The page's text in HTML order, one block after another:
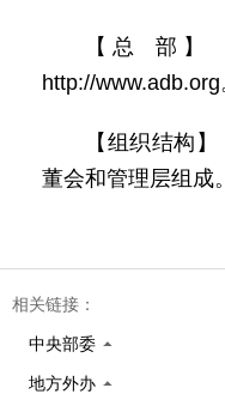
【总 部】
http://www.adb.org
【组织结构
董会和管理层组成。
相关链接：
中央部委
地方外办